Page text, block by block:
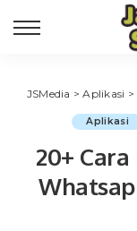
JSMedia >Aplikasi >
Aplikasi
20+